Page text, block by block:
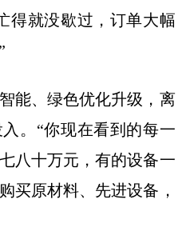
得就没歇过，订单大幅
能、绿色优化升级，离
。“你现在看到的每一
八十万元，有的设备一
买原材料、先进设备，